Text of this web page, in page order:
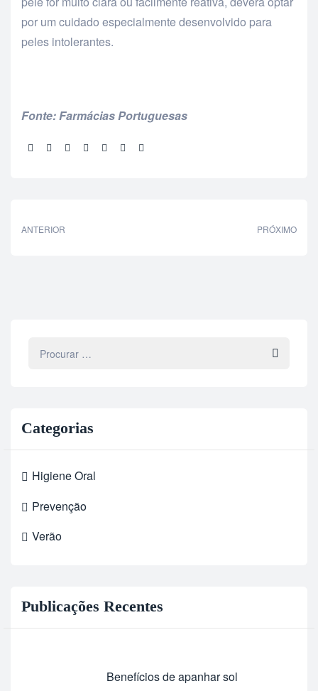
por um cuidado especialmente desenvolvido para
peles intolerantes.
Fonte: Farmácias Portuguesas
Partilhar:
ANTERIOR PRÓXIMO
Categorias
Higiene Oral
Prevenção
Verão
Publicações Recentes
Benefícios de apanhar sol